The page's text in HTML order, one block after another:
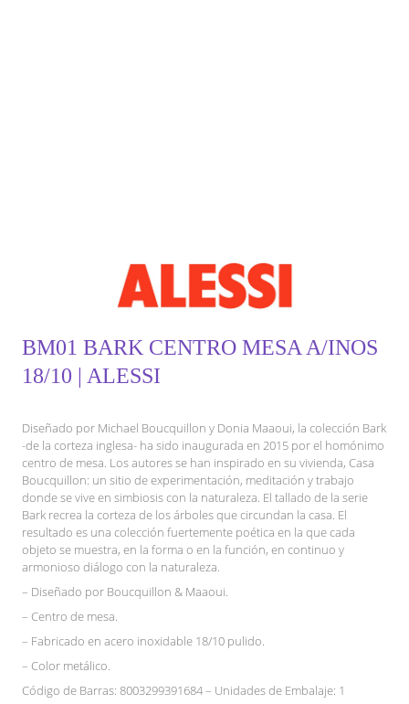
BM01 BARK CENTRO MESA A/INOS
18/10 | ALESSI
Diseñado por Michael Boucquillon y Donia Maaoui, la colección Bark
-de la corteza inglesa- ha sido inaugurada en 2015 por el homónimo
centro de mesa. Los autores se han inspirado en su vivienda, Casa
Boucquillon: un sitio de experimentación, meditación y trabajo
donde se vive en simbiosis con la naturaleza. El tallado de la serie
Bark recrea la corteza de los árboles que circundan la casa. El
resultado es una colección fuertemente poética en la que cada
objeto se muestra, en la forma o en la función, en continuo y
armonioso diálogo con la naturaleza.
– Diseñado por Boucquillon & Maaoui.
– Centro de mesa.
– Fabricado en acero inoxidable 18/10 pulido.
– Color metálico.
Código de Barras: 8003299391684 – Unidades de Embalaje: 1